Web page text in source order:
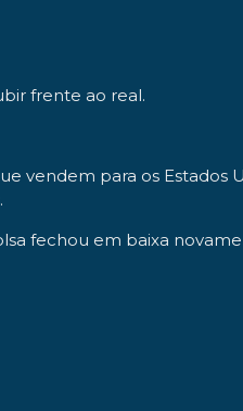
frente ao real.
vendem para os Estados
fechou em baixa